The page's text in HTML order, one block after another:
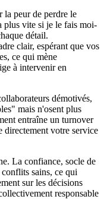
la peur de perdre le
plus vite si je le fais moi-
détail.
clair, espérant que vos
ce qui mène
à intervenir en
démotivés,
mais n'osent plus
entraîne un turnover
directement votre service
La confiance, socle de
sains, ce qui
sur les décisions
responsable